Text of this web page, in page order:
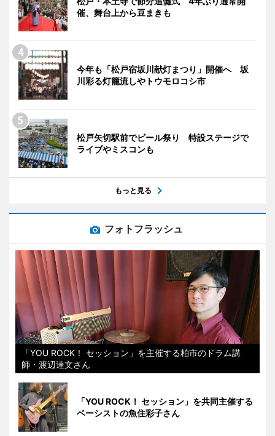
催、舞台上から豆まきも
今年も「松戸宿坂川献灯まつり」開催へ 坂
川彩る灯籠流しやトウモロコシ市
松戸矢切駅前でビール祭り 特設ステージで
ライブやミスコンも
もっと見る
フォトフラッシュ
「YOU ROCK！ セッション」を主催する柏市のドラム講
師・渡辺達文さん
「YOU ROCK！ セッション」を共同主催する
ベーシストの魚住彩子さん